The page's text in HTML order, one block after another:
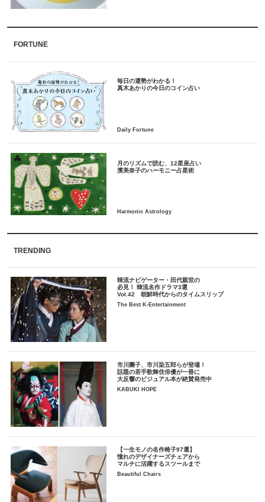
FORTUNE
毎日の運勢がわかる！
月のリズムで読む、12星座占い
TRENDING
韓流ナビゲーター・田代親世の
必見！ 韓流名作ドラマ3選
Vol.42 朝鮮時代からのタイムスリップ
The Best K-Entertainment
市川團子、市川染五郎らが登場！
話題の若手歌舞伎俳優が一冊に
大反響のビジュアル本が絶賛発売中
KABUKI HOPE
【一生モノの名作椅子97選】
憧れのデザイナーズチェアから
マルチに活躍するスツールまで
Beautiful Chairs